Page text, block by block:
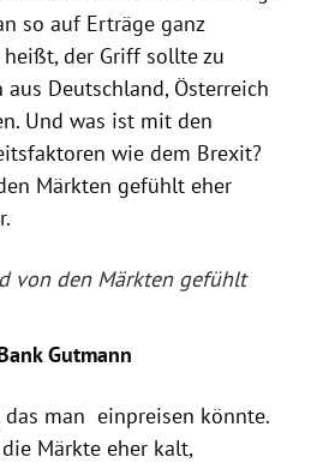
so auf Erträge ganz
der Griff sollte zu
aus Deutschland, Österreich
Und was ist mit den
wie dem Brexit?
Märkten gefühlt eher
.
von den Märkten gefühlt
Gutmann
das man einpreisen könnte.
Märkte eher kalt,